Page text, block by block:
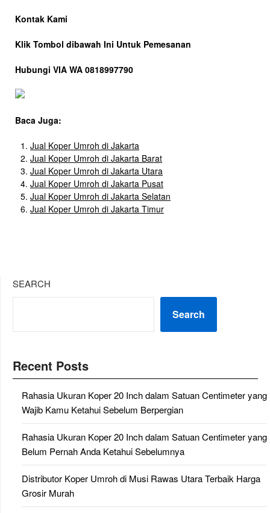
Kontak Kami
Klik Tombol dibawah Ini Untuk Pemesanan
Hubungi VIA WA 0818997790
Baca Juga:
Jual Koper Umroh di Jakarta
Jual Koper Umroh di Jakarta Barat
Jual Koper Umroh di Jakarta Utara
Jual Koper Umroh di Jakarta Pusat
Jual Koper Umroh di Jakarta Selatan
Jual Koper Umroh di Jakarta Timur
SEARCH
Search
Recent Posts
Rahasia Ukuran Koper 20 Inch dalam Satuan Centimeter yang
Wajib Kamu Ketahui Sebelum Berpergian
Rahasia Ukuran Koper 20 Inch dalam Satuan Centimeter yang
Belum Pernah Anda Ketahui Sebelumnya
Distributor Koper Umroh di Musi Rawas Utara Terbaik Harga
Grosir Murah